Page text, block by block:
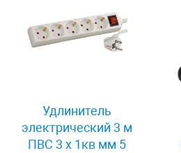
Удлинитель
электрический 3 м
ПВС 3 х 1кв мм 5